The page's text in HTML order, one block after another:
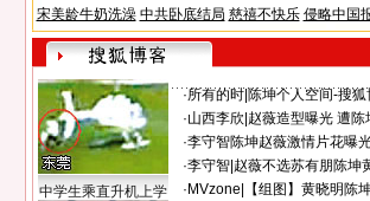
宋美龄牛奶洗澡 中共卧底结局 慈禧不快乐 侵略中国
中学生乘直升机上学
·所有的时| 陈坤个人空间-搜狐
·山西李欣 赵薇造型曝光 遭陈
·李守智陈坤赵薇激情片花曝
·李守智| 赵薇不选苏有朋陈坤
· MVzone
【组图】黄晓明陈